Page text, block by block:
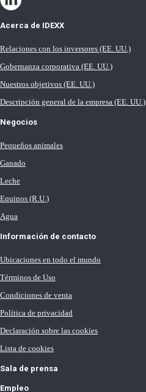
Acerca de IDEXX
Relaciones con los inversores (EE. UU.)
Gobernanza corporativa (EE. UU.)
Nuestros objetivos (EE. UU.)
Descripción general de la empresa (EE. UU.)
Negocios
Pequeños animales
Ganado
Leche
Equinos (R.U.)
Agua
Información de contacto
Ubicaciones en todo el mundo
Términos de Uso
Condiciones de venta
Política de privacidad
Declaración sobre las cookies
Lista de cookies
Sala de prensa
Empleo